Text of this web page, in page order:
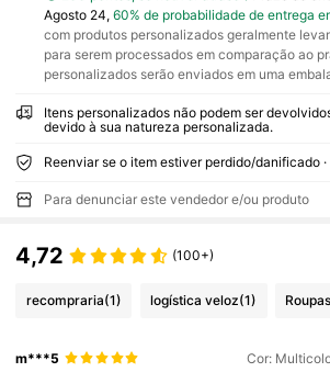
Agosto 24, 60% de probabilidade de entrega
com produtos personalizados geralmente
para serem processados em comparação ao
personalizados serão enviados em uma
Itens personalizados não podem ser
devido à sua natureza personalizada.
Para denunciar este vendedor e/ou produto
4,72 (100+)
recompraria(1) logística veloz(1)
m***5 Cor: